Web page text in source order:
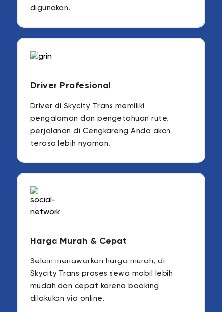
digunakan.
Driver Profesional
Driver di Skycity Trans memiliki
pengalaman dan pengetahuan rute,
perjalanan di Cengkareng Anda akan
terasa lebih nyaman.
Harga Murah & Cepat
Selain menawarkan harga murah, di
Skycity Trans proses sewa mobil lebih
mudah dan cepat karena booking
dilakukan via online.